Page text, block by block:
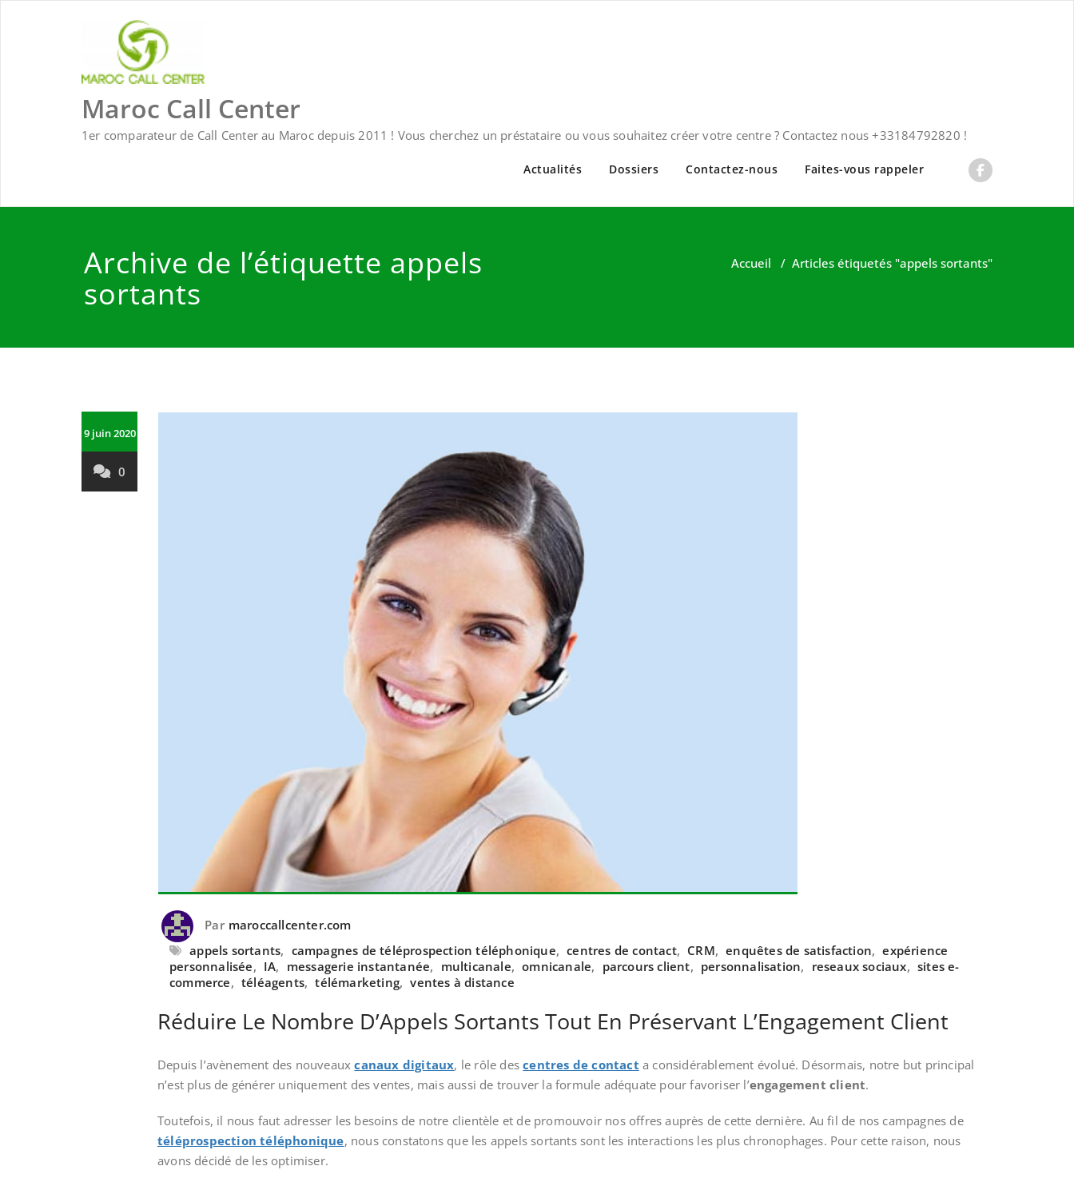
Maroc Call Center
1er comparateur de Call Center au Maroc depuis 2011 ! Vous cherchez un préstataire ou vous souhaitez créer votre centre ? Contactez nous +33184792820 !
Actualités Dossiers Contactez-nous Faites-vous rappeler
Archive de l’étiquette appels
sortants
Accueil / Articles étiquetés "appels sortants"
9 juin 2020
0
Par maroccallcenter.com
appels sortants, campagnes de téléprospection téléphonique, centres de contact, CRM, enquêtes de satisfaction, expérience
personnalisée, IA, messagerie instantanée, multicanale, omnicanale, parcours client, personnalisation, reseaux sociaux, sites e-
commerce, téléagents, télémarketing, ventes à distance
Réduire Le Nombre D’Appels Sortants Tout En Préservant L’Engagement Client
Depuis l’avènement des nouveauxcanaux digitaux, le rôle descentres de contact a considérablement évolué. Désormais, notre but principal
n’est plus de générer uniquement des ventes, mais aussi de trouver la formule adéquate pour favoriser l’engagement client.
Toutefois, il nous faut adresser les besoins de notre clientèle et de promouvoir nos offres auprès de cette dernière. Au fil de nos campagnes de
téléprospection téléphonique, nous constatons que les appels sortants sont les interactions les plus chronophages. Pour cette raison, nous
avons décidé de les optimiser.